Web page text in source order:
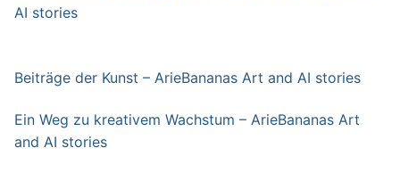
AI stories
Beiträge der Kunst – ArieBananas Art and AI stories
Ein Weg zu kreativem Wachstum – ArieBananas Art
and AI stories